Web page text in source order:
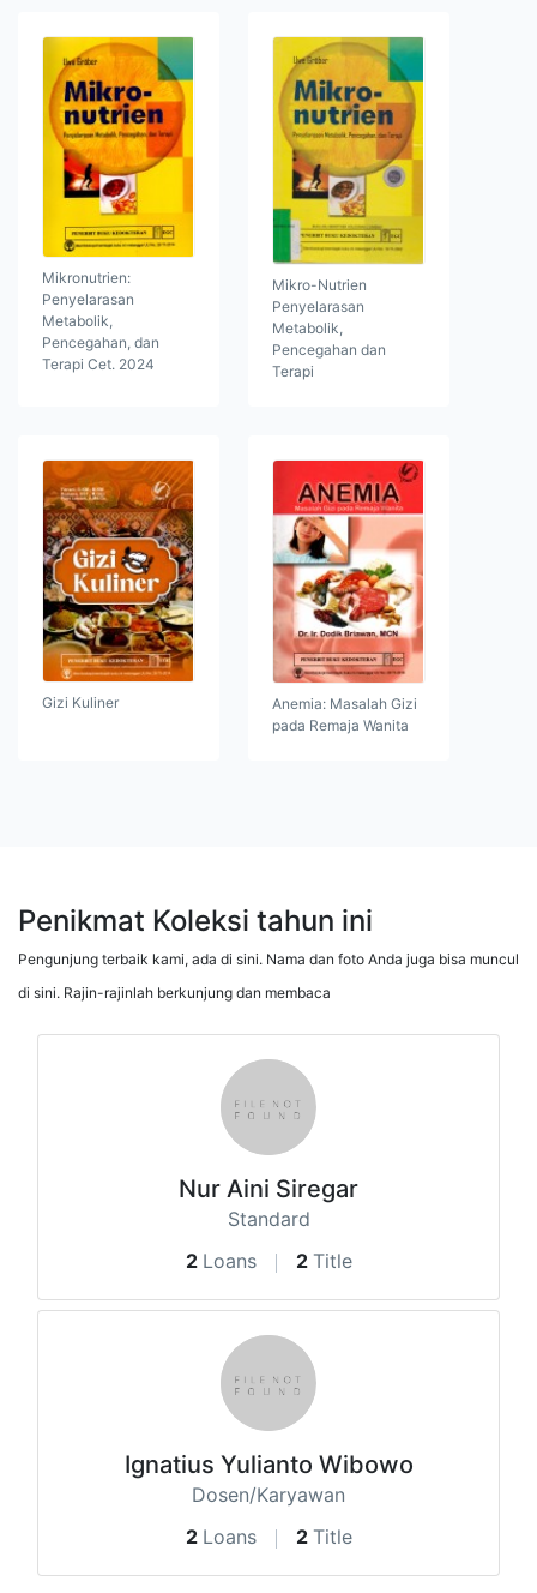
Mikronutrien:
Penyelarasan
Metabolik,
Pencegahan, dan
Terapi Cet. 2024
Mikro-Nutrien
Penyelarasan
Metabolik,
Pencegahan dan
Terapi
Gizi Kuliner
Anemia: Masalah Gizi
pada Remaja Wanita
Penikmat Koleksi tahun ini
Pengunjung terbaik kami, ada di sini. Nama dan foto Anda juga bisa muncul
di sini. Rajin-rajinlah berkunjung dan membaca
Nur Aini Siregar
Standard
2 Loans 2 Title
Ignatius Yulianto Wibowo
Dosen/Karyawan
2 Loans 2 Title